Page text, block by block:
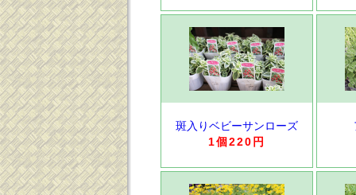
斑入りベビーサンローズ
1個220円